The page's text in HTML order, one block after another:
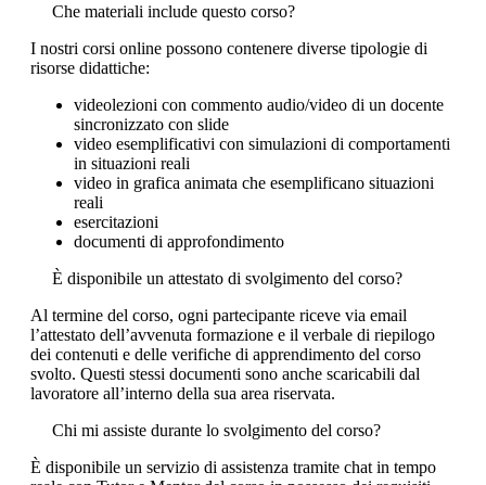
Che materiali include questo corso?
I nostri corsi online possono contenere diverse tipologie di
risorse didattiche:
videolezioni con commento audio/video di un docente
sincronizzato con slide
video esemplificativi con simulazioni di comportamenti
in situazioni reali
video in grafica animata che esemplificano situazioni
reali
esercitazioni
documenti di approfondimento
È disponibile un attestato di svolgimento del corso?
Al termine del corso, ogni partecipante riceve via email
l’attestato dell’avvenuta formazione e il verbale di riepilogo
dei contenuti e delle verifiche di apprendimento del corso
svolto. Questi stessi documenti sono anche scaricabili dal
lavoratore all’interno della sua area riservata.
Chi mi assiste durante lo svolgimento del corso?
È disponibile un servizio di assistenza tramite chat in tempo